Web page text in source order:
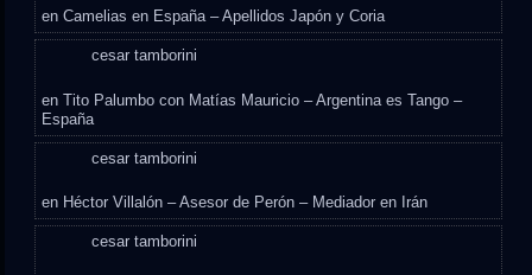
enCamelias en España – Apellidos Japón y Coria
cesar tamborini
enTito Palumbo con Matías Mauricio – Argentina es Tango –
España
cesar tamborini
en Héctor Villalón – Asesor de Perón – Mediador en Irán
cesar tamborini